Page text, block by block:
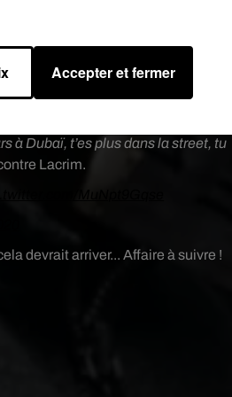
sur les réseaux sociaux.
on est heureux, on sourit, on est
Le rap c’est de la mer*e, c’est pour ça
très bien que c’est une
à Dubaï, t’es plus dans la street, tu
Lacrim.
devrait arriver... Affaire à suivre !
Accepter et fermer